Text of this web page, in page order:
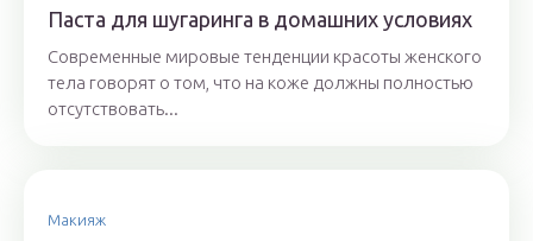
Паста для шугаринга в домашних условиях
Современные мировые тенденции красоты женского
тела говорят о том, что на коже должны полностью
отсутствовать...
Макияж